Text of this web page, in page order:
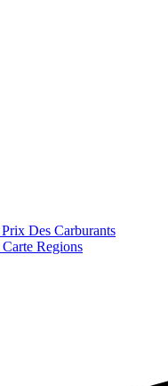
Prix Des Carburants
Carte Regions